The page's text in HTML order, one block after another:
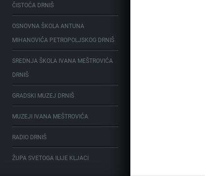
ČISTOĆA DRNIŠ
OSNOVNA ŠKOLA ANTUNA
MIHANOVIĆA PETROPOLJSKOG DRNIŠ
SREDNJA ŠKOLA IVANA MEŠTROVIĆA
DRNIŠ
GRADSKI MUZEJ DRNIŠ
MUZEJI IVANA MEŠTROVIĆA
RADIO DRNIŠ
ŽUPA SVETOGA ILIJE KLJACI